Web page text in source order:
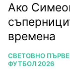
Ако
времена
ПОВЕЧЕ ОТ
СВЕТОВНО
ФУТБОЛ 2026